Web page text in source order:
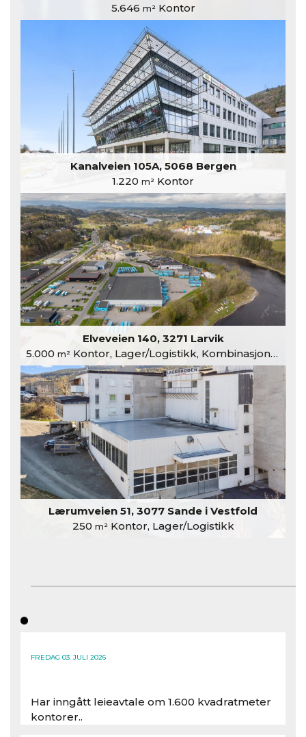
5.646 m²Kontor
Kanalveien 105A, 5068 Bergen
1.220 m² Kontor
Elveveien 140, 3271 Larvik
5.000 m²Kontor, Lager/Logistikk, Kombinasjonslokaler
Lærumveien 51, 3077 Sande i Vestfold
250 m²Kontor, Lager/Logistikk
FREDAG 03. JULI 2026
Har inngått leieavtale om 1.600 kvadratmeter
kontorer..